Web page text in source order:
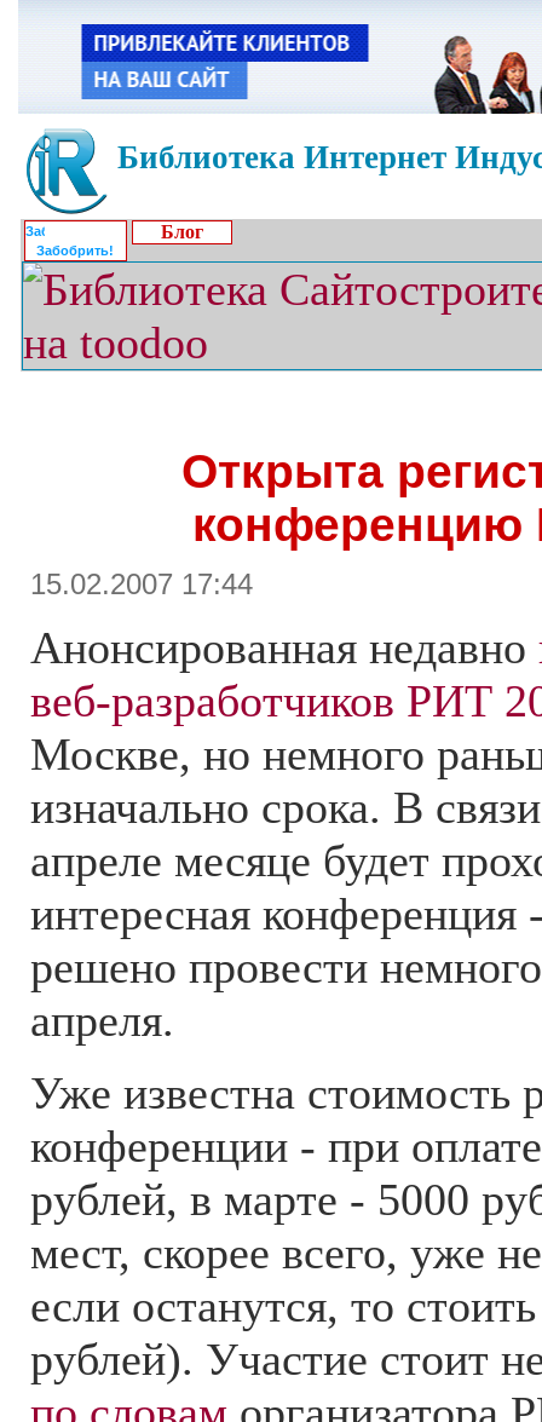
Библиотека Интернет
Забобрить!
Блог
Открыта
конференцию
15.02.2007 17:44
Анонсированная недавно
веб-разработчиков РИТ
Москве, но немного
изначально срока. В
апреле месяце будет
интересная
решено провести
апреля.
Уже известна стоимость
конференции - при
рублей, в марте - 5000
мест, скорее всего, уже
если останутся, то
рублей). Участие стоит